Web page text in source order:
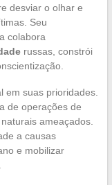
desviar o olhar e
Seu
colabora
russas, constrói
em suas prioridades.
de operações de
ameaçados.
a causas
e mobilizar